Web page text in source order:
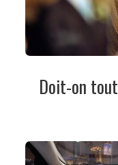
Doit-on